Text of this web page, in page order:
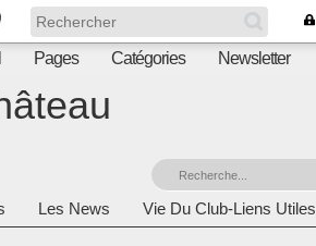
Pages Catégories Newsletter
Les News
Vie Du Club-Liens Utiles